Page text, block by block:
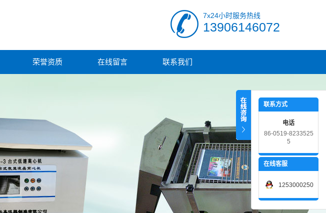
7x24小时服务热线
13906146072
荣誉资质 在线留言 联系我们
联系方式
电话
86-0519-8233525
5
在线客服
1253000250